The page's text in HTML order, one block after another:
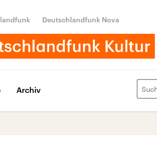
Deutschlandfunk Nova
Archiv